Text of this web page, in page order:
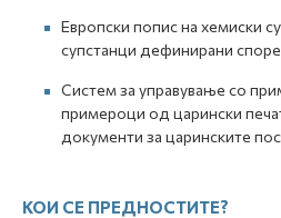
Европски попис на хемиски
супстанци дефинирани
Систем за управување со
примероци од царински
документи за царинските
КОИ СЕ ПРЕДНОСТИТЕ?